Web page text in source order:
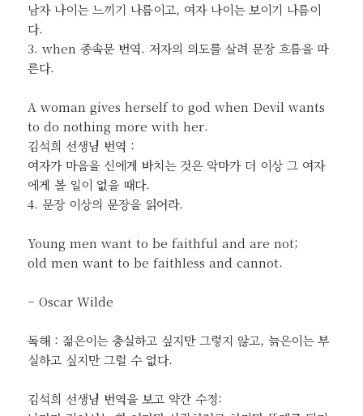
남자 나이는 느끼기 나름이고, 여자 나이는 보이기 나름이
다.
3. when 종속문 번역. 저자의 의도를 살려 문장 흐름을 따
른다.
A woman gives herself to god when Devil wants
to do nothing more with her.
김석희 선생님 번역 :
여자가 마음을 신에게 바치는 것은 악마가 더 이상 그 여자
에게 볼 일이 없을 때다.
4. 문장 이상의 문장을 읽어라.
Young men want to be faithful and are not;
old men want to be faithless and cannot.
– Oscar Wilde
독해 : 젊은이는 충실하고 싶지만 그렇지 않고, 늙은이는 부
실하고 싶지만 그럴 수 없다.
김석희 선생님 번역을 보고 약간 수정: